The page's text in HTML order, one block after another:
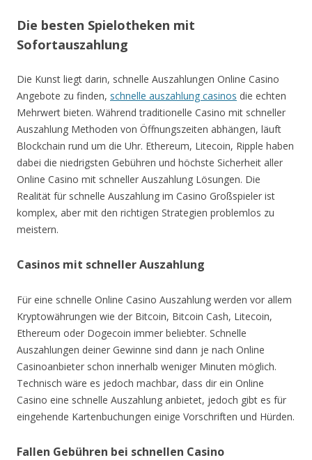
Die besten Spielotheken mit
Sofortauszahlung
Die Kunst liegt darin, schnelle Auszahlungen Online Casino
Angebote zu finden, schnelle auszahlung casinos die echten
Mehrwert bieten. Während traditionelle Casino mit schneller
Auszahlung Methoden von Öffnungszeiten abhängen, läuft
Blockchain rund um die Uhr. Ethereum, Litecoin, Ripple haben
dabei die niedrigsten Gebühren und höchste Sicherheit aller
Online Casino mit schneller Auszahlung Lösungen. Die
Realität für schnelle Auszahlung im Casino Großspieler ist
komplex, aber mit den richtigen Strategien problemlos zu
meistern.
Casinos mit schneller Auszahlung
Für eine schnelle Online Casino Auszahlung werden vor allem
Kryptowährungen wie der Bitcoin, Bitcoin Cash, Litecoin,
Ethereum oder Dogecoin immer beliebter. Schnelle
Auszahlungen deiner Gewinne sind dann je nach Online
Casinoanbieter schon innerhalb weniger Minuten möglich.
Technisch wäre es jedoch machbar, dass dir ein Online
Casino eine schnelle Auszahlung anbietet, jedoch gibt es für
eingehende Kartenbuchungen einige Vorschriften und Hürden.
Fallen Gebühren bei schnellen Casino